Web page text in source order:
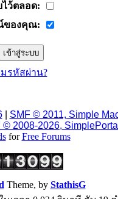
ไว้ตลอด:
ของคุณ:
รหัสผ่าน?
| SMF © 2011, Simple
2008-2026, SimplePortal
forFree Forums
Theme, by StathisG